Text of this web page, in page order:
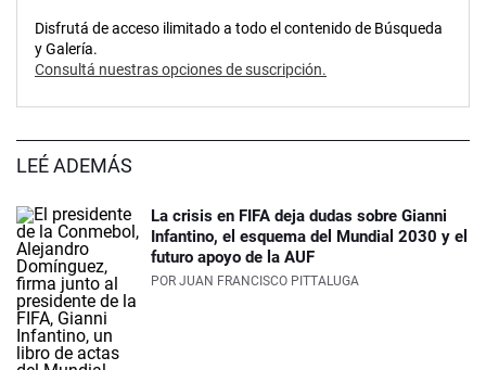
Disfrutá de acceso ilimitado a todo el contenido de Búsqueda
y Galería.
Consultá nuestras opciones de suscripción.
LEÉ ADEMÁS
La crisis en FIFA deja dudas sobre Gianni
Infantino, el esquema del Mundial 2030 y el
futuro apoyo de la AUF
POR JUAN FRANCISCO PITTALUGA